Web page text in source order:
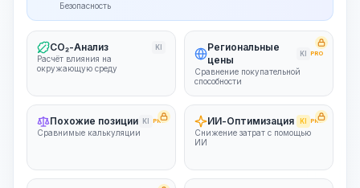
Безопасность
CO₂-Анализ KI
Расчёт влияния на
окружающую среду
Региональные
цены
KI PRO
Сравнение покупательной
способности
Похожие позиции KI PRO
Сравнимые калькуляции
ИИ-Оптимизация KI PRO
Снижение затрат с помощью
ИИ